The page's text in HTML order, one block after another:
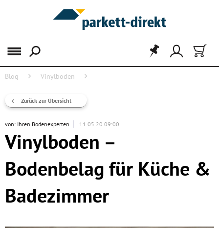
Menü
Blog
Vinylboden
Zurück zur Übersicht
Vinylboden –
Bodenbelag für Küche &
Badezimmer
von: Ihren Bodenexperten 11.05.20 09:00